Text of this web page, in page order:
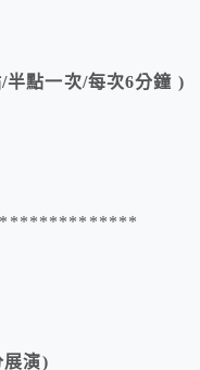
半點一次/每次6分鐘 )
展演)